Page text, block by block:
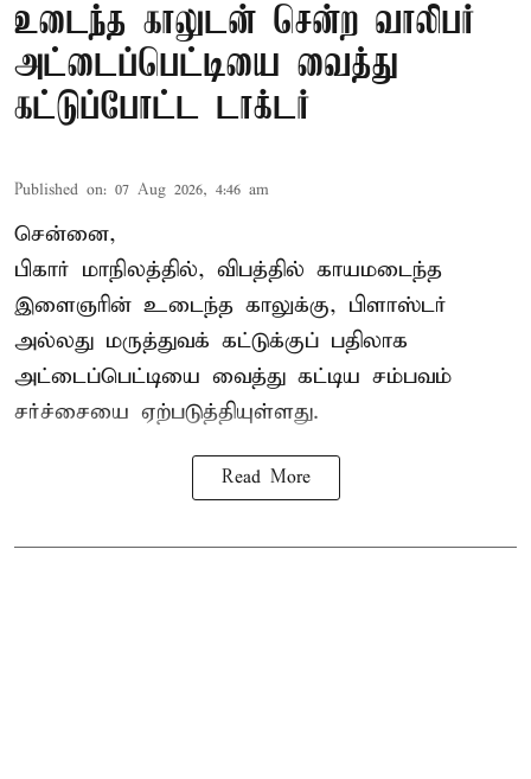
உடைந்த காலுடன் சென்ற வாலிபர்
அட்டைப்பெட்டியை வைத்து
கட்டுப்போட்ட டாக்டர்
Published on: 07 Aug 2026, 4:46 am
சென்னை,
பிகார் மாநிலத்தில், விபத்தில் காயமடைந்த
இளைஞரின் உடைந்த காலுக்கு, பிளாஸ்டர்
அல்லது மருத்துவக் கட்டுக்குப் பதிலாக
அட்டைப்பெட்டியை வைத்து கட்டிய சம்பவம்
சர்ச்சையை ஏற்படுத்தியுள்ளது.
Read More